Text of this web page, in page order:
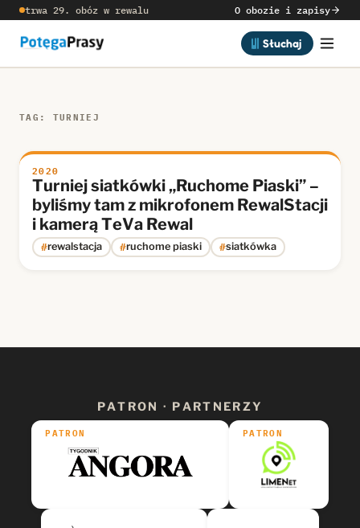
trwa 29. obóz w rewalu O obozie i zapisy
Słuchaj
TAG: TURNIEJ
2020
Turniej siatkówki „Ruchome Piaski” –
byliśmy tam z mikrofonem RewalStacji
i kamerą TeVa Rewal
#rewalstacja #ruchome piaski #siatkówka
PATRON · PARTNERZY
PATRON PATRON